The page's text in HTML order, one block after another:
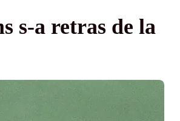
s-a retras de la